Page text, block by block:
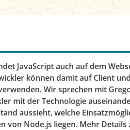
JavaScript auch auf dem
können damit auf Client
Wir sprechen mit
mit der Technologie
aussieht, welche
von Node.js liegen. Mehr